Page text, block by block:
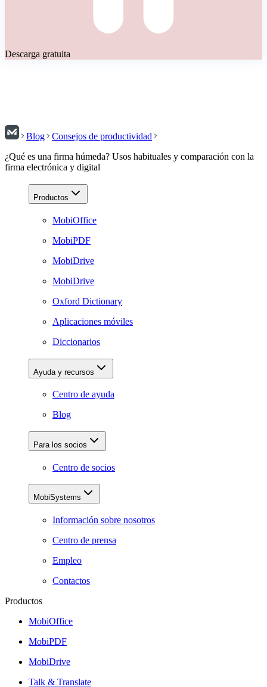
Descarga gratuita
Blog
Consejos de productividad
¿Qué es una firma húmeda? Usos habituales y comparación con la
firma electrónica y digital
Productos
MobiOffice
MobiPDF
MobiDrive
MobiDrive
Oxford Dictionary
Aplicaciones móviles
Diccionarios
Ayuda y recursos
Centro de ayuda
Blog
Para los socios
Centro de socios
MobiSystems
Información sobre nosotros
Centro de prensa
Empleo
Contactos
Productos
MobiOffice
MobiPDF
MobiDrive
Talk & Translate